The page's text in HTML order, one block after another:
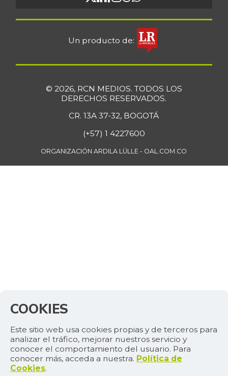
Un producto de:
© 2026, RCN MEDIOS. TODOS LOS
DERECHOS RESERVADOS.
CR. 13A 37-32, BOGOTÁ
(+57) 1 4227600
ORGANIZACIÓN ARDILA LÜLLE - OAL.COM.CO
COOKIES
Este sitio web usa cookies propias y de terceros para
analizar el tráfico, mejorar nuestros servicio y
conocer el comportamiento del usuario. Para
conocer más, acceda a nuestra. Política de
Cookies.